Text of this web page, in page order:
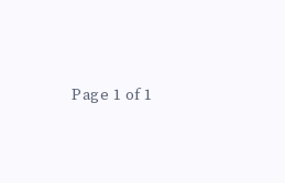
Page 1 of 1